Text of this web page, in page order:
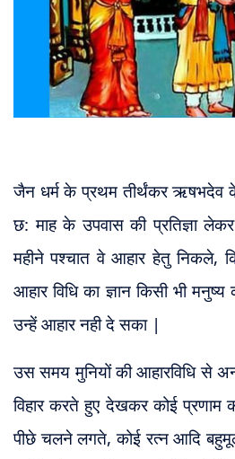
जैन धर्म के प्रथम तीर्थंकर ऋषभदेव
छ: माह के उपवास की प्रतिज्ञा
महीने पश्चात वे आहार हेतु निकले,
आहार विधि का ज्ञान किसी भी
उन्हें आहार नही दे सका |
उस समय मुनियों की आहारविधि से
विहार करते हुए देखकर कोई प्रणाम
पीछे चलने लगते, कोई रत्न आदि